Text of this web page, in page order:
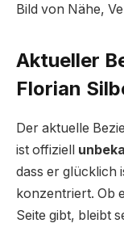
Bild von Nähe,
Aktueller
Florian
Der aktuelle
ist offiziell
dass er glücklich
konzentriert. Ob
Seite gibt, bleibt